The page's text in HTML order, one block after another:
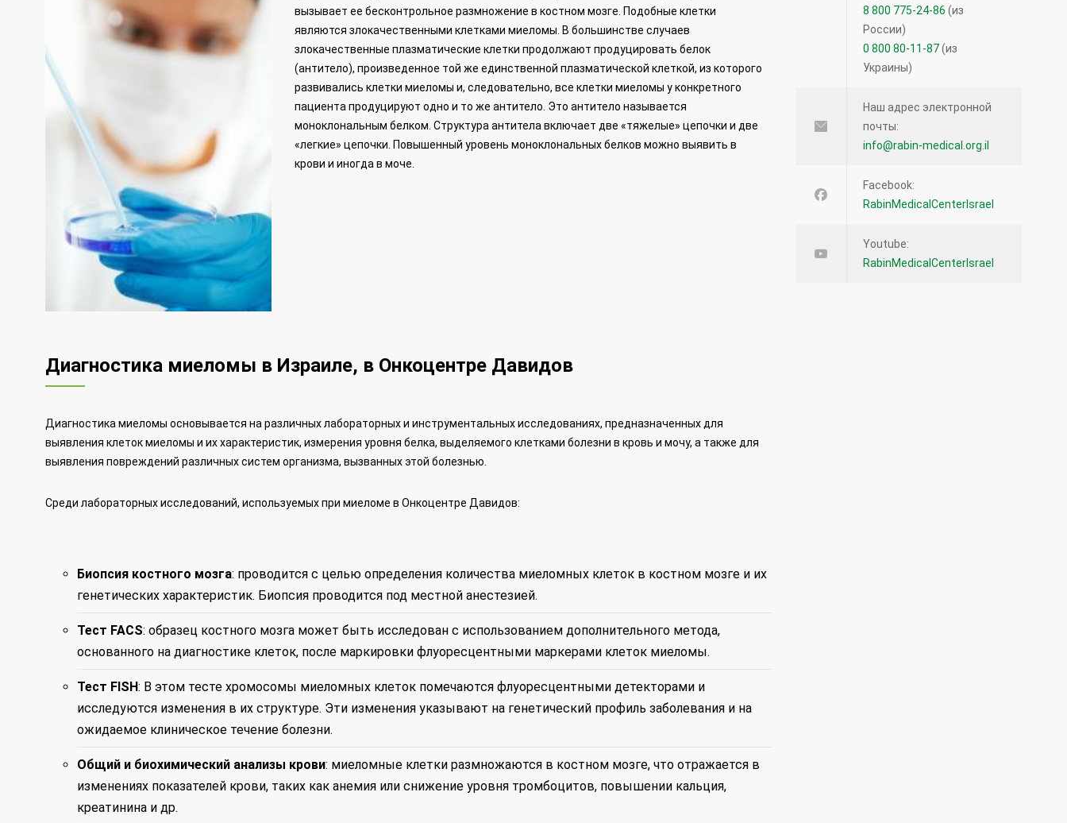
вызывает ее беcконтрольное размножение в костном мозге. Подобные клетки
являются злокачественными клетками миеломы. В большинстве случаев
злокачественные плазматические клетки продолжают продуцировать белок
(антитело), ​​произведенное той же единственной плазматической клеткой, из которого
развивались клетки миеломы и, следовательно, все клетки миеломы у конкретного
пациента продуцируют одно и то же антитело. Это антитело называется
моноклональным белком. Структура антитела включает две «тяжелые» цепочки и две
«легкие» цепочки. Повышенный уровень моноклональных белков можно выявить в
крови и иногда в моче.
Диагностика миеломы в Израиле, в Онкоцентре Давидов
Диагностика миеломы основывается на различных лабораторных и инструментальных исследованиях, предназначенных для
выявления клеток миеломы и их характеристик, измерения уровня белка, выделяемого клетками болезни в кровь и мочу, а также для
выявления повреждений различных систем организма, вызванных этой болезнью.
Среди лабораторных исследований, используемых при миеломе в Онкоцентре Давидов:
Биопсия костного мозга: проводится с целью определения количества миеломных клеток в костном мозге и их
генетических характеристик. Биопсия проводится под местной анестезией.
Тест FACS: образец костного мозга может быть исследован с использованием дополнительного метода,
основанного на диагностике клеток, после маркировки флуоресцентными маркерами клеток миеломы.
Тест FISH: В этом тесте хромосомы миеломных клеток помечаются флуоресцентными детекторами и
исследуются изменения в их структуре. Эти изменения указывают на генетический профиль заболевания и на
ожидаемое клиническое течение болезни.
Общий и биохимический анализы крови: миеломные клетки размножаются в костном мозге, что отражается в
изменениях показателей крови, таких как анемия или снижение уровня тромбоцитов, повышении кальция,
креатинина и др.
8 800 775-24-86 (из
России)
0 800 80-11-87(из
Украины)
Наш адрес электронной
почты:
info@rabin-medical.org.il
Facebook:
RabinMedicalCenterIsrael
Youtube:
RabinMedicalCenterIsrael